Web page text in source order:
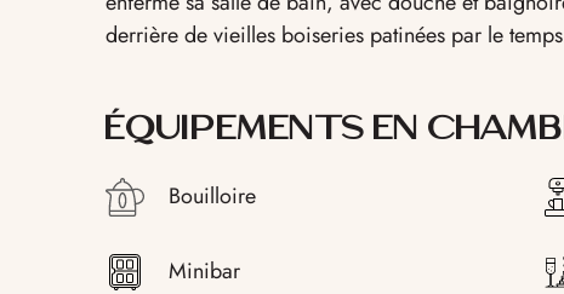
derrière de vieilles boiseries patinées par le
ÉQUIPEMENTS EN
Bouilloire
Minibar